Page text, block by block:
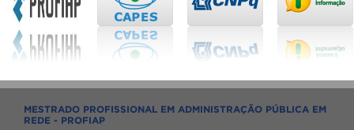
MESTRADO PROFISSIONAL EM ADMINISTRAÇÃO PÚBLICA EM
REDE - PROFIAP